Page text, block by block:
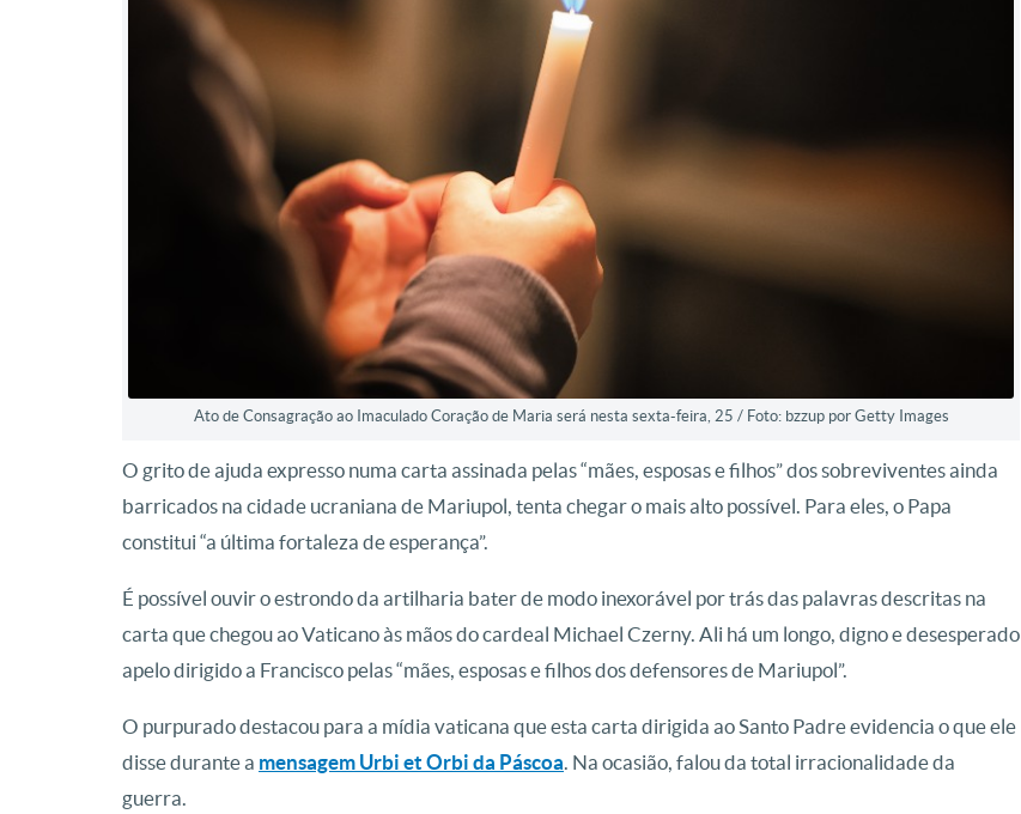
Ato de Consagração ao Imaculado Coração de Maria será nesta sexta-feira, 25 / Foto: bzzup por Getty Images
O grito de ajuda expresso numa carta assinada pelas “mães, esposas e filhos” dos sobreviventes ainda
barricados na cidade ucraniana de Mariupol, tenta chegar o mais alto possível. Para eles, o Papa
constitui “a última fortaleza de esperança”.
É possível ouvir o estrondo da artilharia bater de modo inexorável por trás das palavras descritas na
carta que chegou ao Vaticano às mãos do cardeal Michael Czerny. Ali há um longo, digno e desesperado
apelo dirigido a Francisco pelas “mães, esposas e filhos dos defensores de Mariupol”.
O purpurado destacou para a mídia vaticana que esta carta dirigida ao Santo Padre evidencia o que ele
disse durante a mensagem Urbi et Orbi da Páscoa. Na ocasião, falou da total irracionalidade da
guerra.